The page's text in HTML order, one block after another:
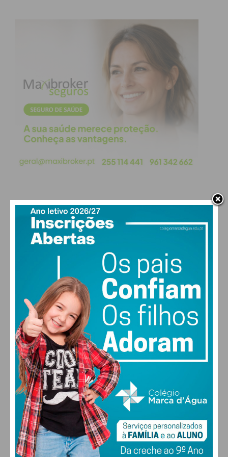
Eu li e concordo com ostermos e
condições
PAÇOS DE FERREIRA
29°
vento: 4m/s O
MAX 29 • MIN 28
29°
QUI
30
SEX
29°
SÁB
27
DOM
FARMACIAS DE SERVIÇO EM PAÇOS DE
FERREIRA